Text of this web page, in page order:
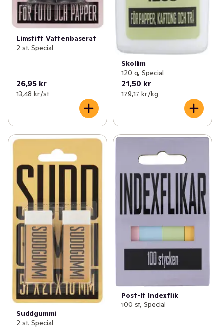
Limstift Vattenbaserat
2 st, Special
26,95 kr
13,48 kr /st
Skollim
120 g, Special
21,50 kr
179,17 kr /kg
Suddgummi
2 st, Special
Post-It Indexflik
100 st, Special